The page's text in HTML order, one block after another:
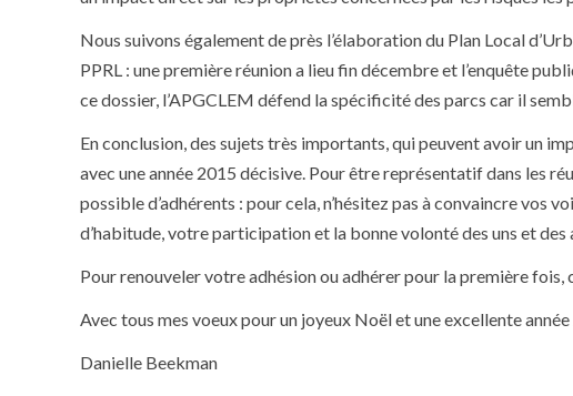
Nous suivons également de près l’élaboration du Plan Local
PPRL : une première réunion a lieu fin décembre et l’enquête
ce dossier, l’APGCLEM défend la spécificité des parcs car il
En conclusion, des sujets très importants, qui peuvent avoir un
avec une année 2015 décisive. Pour être représentatif dans les
possible d’adhérents : pour cela, n’hésitez pas à convaincre vos
d’habitude, votre participation et la bonne volonté des uns et
Pour renouveler votre adhésion ou adhérer pour la première fois,
Avec tous mes voeux pour un joyeux Noël et une excellente
Danielle Beekman